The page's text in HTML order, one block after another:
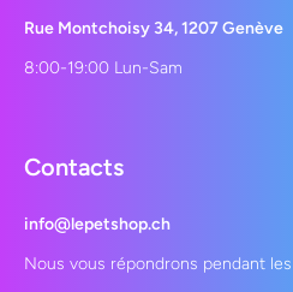
Rue Montchoisy 34, 1207 Genève
8:00-19:00 Lun-Sam
Contacts
info@lepetshop.ch
Nous vous répondrons pendant